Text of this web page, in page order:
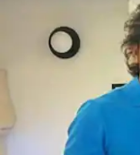
ராம்
எம்எஸ்
எழுதியவர் Sekar